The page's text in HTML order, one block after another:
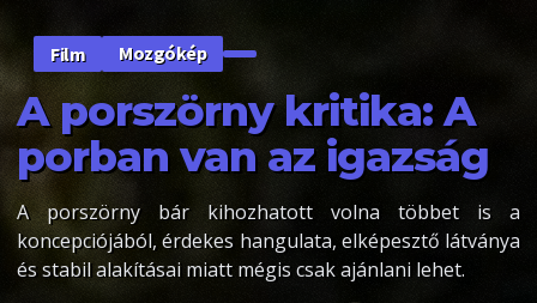
Film Mozgókép
A porszörny kritika: A
porban van az igazság
A porszörny bár kihozhatott volna többet is a
koncepciójából, érdekes hangulata, elképesztő látványa
és stabil alakításai miatt mégis csak ajánlani lehet.